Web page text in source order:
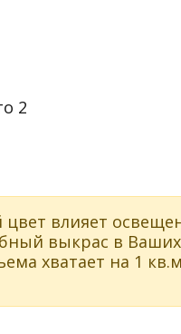
влияет
выкрас в
хватает на 1